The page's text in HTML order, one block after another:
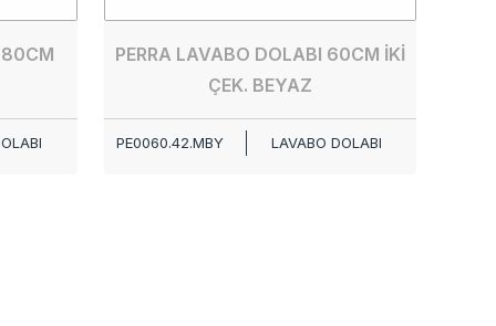
80CM
PERRA LAVABO DOLABI 60CM İKİ
ÇEK. BEYAZ
PE0060.42.MBY LAVABO DOLABI